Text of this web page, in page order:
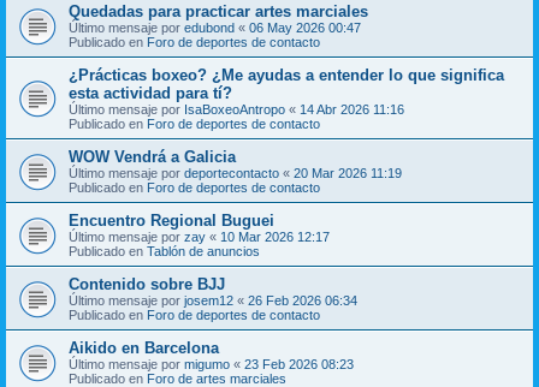
Quedadas para practicar artes marciales
Último mensaje por edubond « 06 May 2026 00:47
Publicado en Foro de deportes de contacto
¿Prácticas boxeo? ¿Me ayudas a entender lo que significa
esta actividad para tí?
Último mensaje por IsaBoxeoAntropo « 14 Abr 2026 11:16
Publicado en Foro de deportes de contacto
WOW Vendrá a Galicia
Último mensaje por deportecontacto « 20 Mar 2026 11:19
Publicado en Foro de deportes de contacto
Encuentro Regional Buguei
Último mensaje por zay « 10 Mar 2026 12:17
Publicado en Tablón de anuncios
Contenido sobre BJJ
Último mensaje por josem12 « 26 Feb 2026 06:34
Publicado en Foro de deportes de contacto
Aikido en Barcelona
Último mensaje por migumo « 23 Feb 2026 08:23
Publicado en Foro de artes marciales